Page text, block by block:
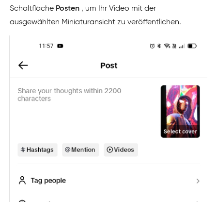
Schaltfläche Posten , um Ihr Video mit der
ausgewählten Miniaturansicht zu veröffentlichen.